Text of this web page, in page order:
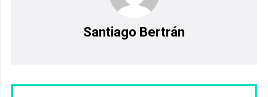
Santiago Bertrán